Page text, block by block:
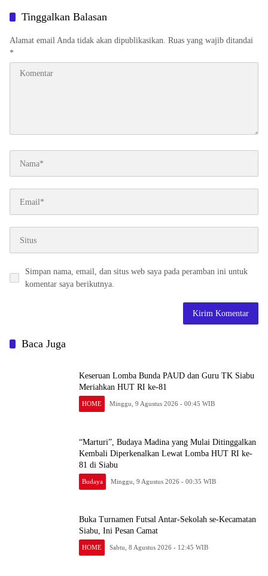
Tinggalkan Balasan
Alamat email Anda tidak akan dipublikasikan. Ruas yang wajib ditandai
*
Simpan nama, email, dan situs web saya pada peramban ini untuk
komentar saya berikutnya.
Baca Juga
Keseruan Lomba Bunda PAUD dan Guru TK Siabu
Meriahkan HUT RI ke-81
HOME Minggu, 9 Agustus 2026 - 00:45 WIB
“Marturi”, Budaya Madina yang Mulai Ditinggalkan
Kembali Diperkenalkan Lewat Lomba HUT RI ke-
81 di Siabu
Budaya Minggu, 9 Agustus 2026 - 00:35 WIB
Buka Turnamen Futsal Antar-Sekolah se-Kecamatan
Siabu, Ini Pesan Camat
HOME Sabtu, 8 Agustus 2026 - 12:45 WIB